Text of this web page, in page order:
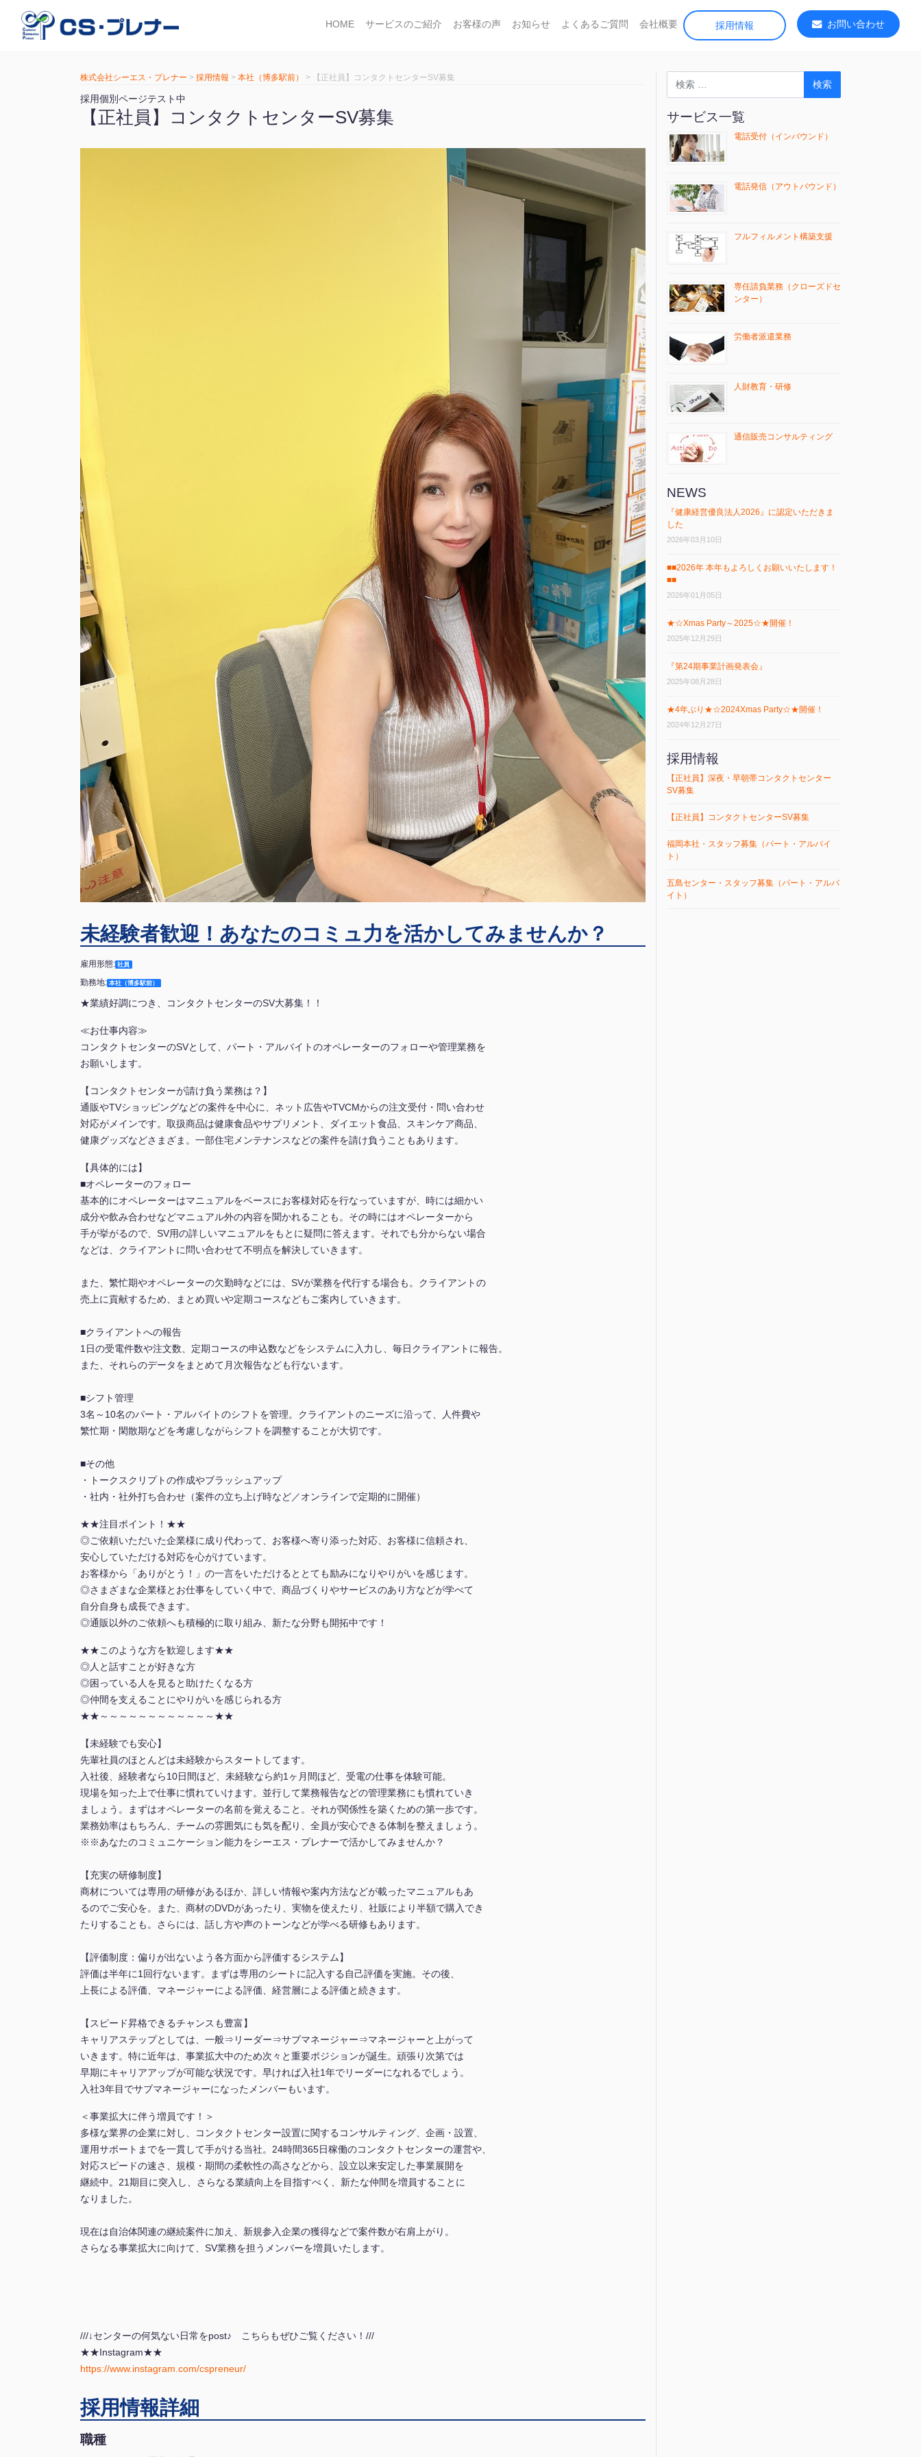
HOME
サービスのご紹介 お客様の声 お知らせ よくあるご質問 会社概要 採用情報 お問い合わせ
株式会社シーエス・プレナー > 採用情報 > 本社（博多駅前） > 【正社員】コンタクトセンターSV募集
採用個別ページテスト中
【正社員】コンタクトセンターSV募集
未経験者歓迎！あなたのコミュ力を活かしてみませんか？
雇用形態: 社員
勤務地: 本社（博多駅前）
★業績好調につき、コンタクトセンターのSV大募集！！
≪お仕事内容≫
コンタクトセンターのSVとして、パート・アルバイトのオペレーターのフォローや管理業務を
お願いします。
【コンタクトセンターが請け負う業務は？】
通販やTVショッピングなどの案件を中心に、ネット広告やTVCMからの注文受付・問い合わせ
対応がメインです。取扱商品は健康食品やサプリメント、ダイエット食品、スキンケア商品、
健康グッズなどさまざま。一部住宅メンテナンスなどの案件を請け負うこともあります。
【具体的には】
■オペレーターのフォロー
基本的にオペレーターはマニュアルをベースにお客様対応を行なっていますが、時には細かい
成分や飲み合わせなどマニュアル外の内容を聞かれることも。その時にはオペレーターから
手が挙がるので、SV用の詳しいマニュアルをもとに疑問に答えます。それでも分からない場合
などは、クライアントに問い合わせて不明点を解決していきます。
また、繁忙期やオペレーターの欠勤時などには、SVが業務を代行する場合も。クライアントの
売上に貢献するため、まとめ買いや定期コースなどもご案内していきます。
■クライアントへの報告
1日の受電件数や注文数、定期コースの申込数などをシステムに入力し、毎日クライアントに報告。
また、それらのデータをまとめて月次報告なども行ないます。
■シフト管理
3名～10名のパート・アルバイトのシフトを管理。クライアントのニーズに沿って、人件費や
繁忙期・閑散期などを考慮しながらシフトを調整することが大切です。
■その他
・トークスクリプトの作成やブラッシュアップ
・社内・社外打ち合わせ（案件の立ち上げ時など／オンラインで定期的に開催）
★★注目ポイント！★★
◎ご依頼いただいた企業様に成り代わって、お客様へ寄り添った対応、お客様に信頼され、
安心していただける対応を心がけています。
お客様から「ありがとう！」の一言をいただけるととても励みになりやりがいを感じます。
◎さまざまな企業様とお仕事をしていく中で、商品づくりやサービスのあり方などが学べて
自分自身も成長できます。
◎通販以外のご依頼へも積極的に取り組み、新たな分野も開拓中です！
★★このような方を歓迎します★★
◎人と話すことが好きな方
◎困っている人を見ると助けたくなる方
◎仲間を支えることにやりがいを感じられる方
★★～～～～～～～～～～～～★★
【未経験でも安心】
先輩社員のほとんどは未経験からスタートしてます。
入社後、経験者なら10日間ほど、未経験なら約1ヶ月間ほど、受電の仕事を体験可能。
現場を知った上で仕事に慣れていけます。並行して業務報告などの管理業務にも慣れていき
ましょう。まずはオペレーターの名前を覚えること。それが関係性を築くための第一歩です。
業務効率はもちろん、チームの雰囲気にも気を配り、全員が安心できる体制を整えましょう。
※※あなたのコミュニケーション能力をシーエス・プレナーで活かしてみませんか？
【充実の研修制度】
商材については専用の研修があるほか、詳しい情報や案内方法などが載ったマニュアルもあ
るのでご安心を。また、商材のDVDがあったり、実物を使えたり、社販により半額で購入でき
たりすることも。さらには、話し方や声のトーンなどが学べる研修もあります。
【評価制度：偏りが出ないよう各方面から評価するシステム】
評価は半年に1回行ないます。まずは専用のシートに記入する自己評価を実施。その後、
上長による評価、マネージャーによる評価、経営層による評価と続きます。
【スピード昇格できるチャンスも豊富】
キャリアステップとしては、一般⇒リーダー⇒サブマネージャー⇒マネージャーと上がって
いきます。特に近年は、事業拡大中のため次々と重要ポジションが誕生。頑張り次第では
早期にキャリアアップが可能な状況です。早ければ入社1年でリーダーになれるでしょう。
入社3年目でサブマネージャーになったメンバーもいます。
＜事業拡大に伴う増員です！＞
多様な業界の企業に対し、コンタクトセンター設置に関するコンサルティング、企画・設置、
運用サポートまでを一貫して手がける当社。24時間365日稼働のコンタクトセンターの運営や、
対応スピードの速さ、規模・期間の柔軟性の高さなどから、設立以来安定した事業展開を
継続中。21期目に突入し、さらなる業績向上を目指すべく、新たな仲間を増員することに
なりました。
現在は自治体関連の継続案件に加え、新規参入企業の獲得などで案件数が右肩上がり。
さらなる事業拡大に向けて、SV業務を担うメンバーを増員いたします。
///↓センターの何気ない日常をpost♪ こちらもぜひご覧ください！///
★★Instagram★★
https://www.instagram.com/cspreneur/
採用情報詳細
職種
検索
サービス一覧
電話受付（インバウンド）
電話発信（アウトバウンド）
フルフィルメント構築支援
専任請負業務（クローズドセ
ンター）
労働者派遣業務
人財教育・研修
通信販売コンサルティング
NEWS
『健康経営優良法⼈2026』に認定いただきま
した
2026年03月10日
■■2026年 本年もよろしくお願いいたします！
■■
2026年01月05日
★☆Xmas Party～2025☆★開催！
2025年12月29日
『第24期事業計画発表会』
2025年08月28日
★4年ぶり★☆2024Xmas Party☆★開催！
2024年12月27日
採用情報
【正社員】深夜・早朝帯コンタクトセンター
SV募集
【正社員】コンタクトセンターSV募集
福岡本社・スタッフ募集（パート・アルバイ
ト）
五島センター・スタッフ募集（パート・アルバ
イト）